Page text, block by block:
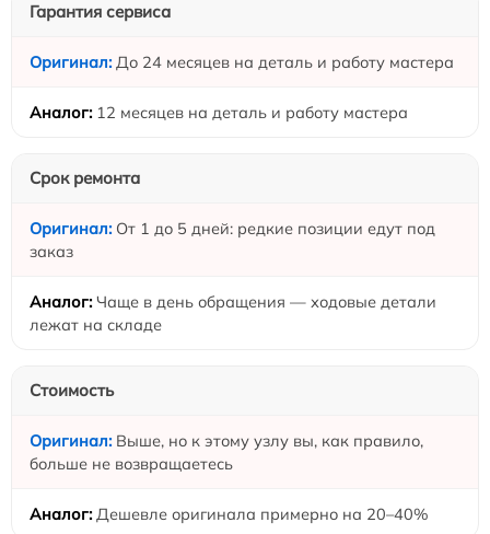
Гарантия сервиса
До 24 месяцев на деталь и работу мастера
12 месяцев на деталь и работу мастера
Срок ремонта
От 1 до 5 дней: редкие позиции едут под
заказ
Чаще в день обращения — ходовые детали
лежат на складе
Стоимость
Выше, но к этому узлу вы, как правило,
больше не возвращаетесь
Дешевле оригинала примерно на 20–40%